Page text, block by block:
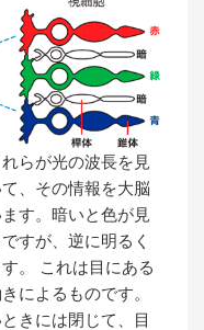
らが光の波長を見
、その情報を大脳
す。暗いと色が見
すが、逆に明るく
。 これは目にある
によるものです。
きには閉じて、目